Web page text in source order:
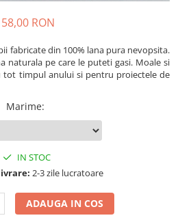
58,00 RON
fabricate din 100% lana pura nevopsita.
naturala pe care le puteti gasi. Moale si
tot timpul anului si pentru proiectele de
Marime:
IN STOC
2-3 zile lucratoare
ADAUGA IN COS